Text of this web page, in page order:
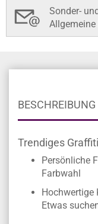
Sonder-
BESCHREIBUNG
Trendiges
Persönliche
Farbwahl
Hochwertige
Etwas